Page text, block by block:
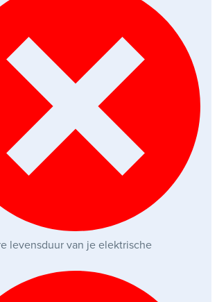
levensduur van je elektrische